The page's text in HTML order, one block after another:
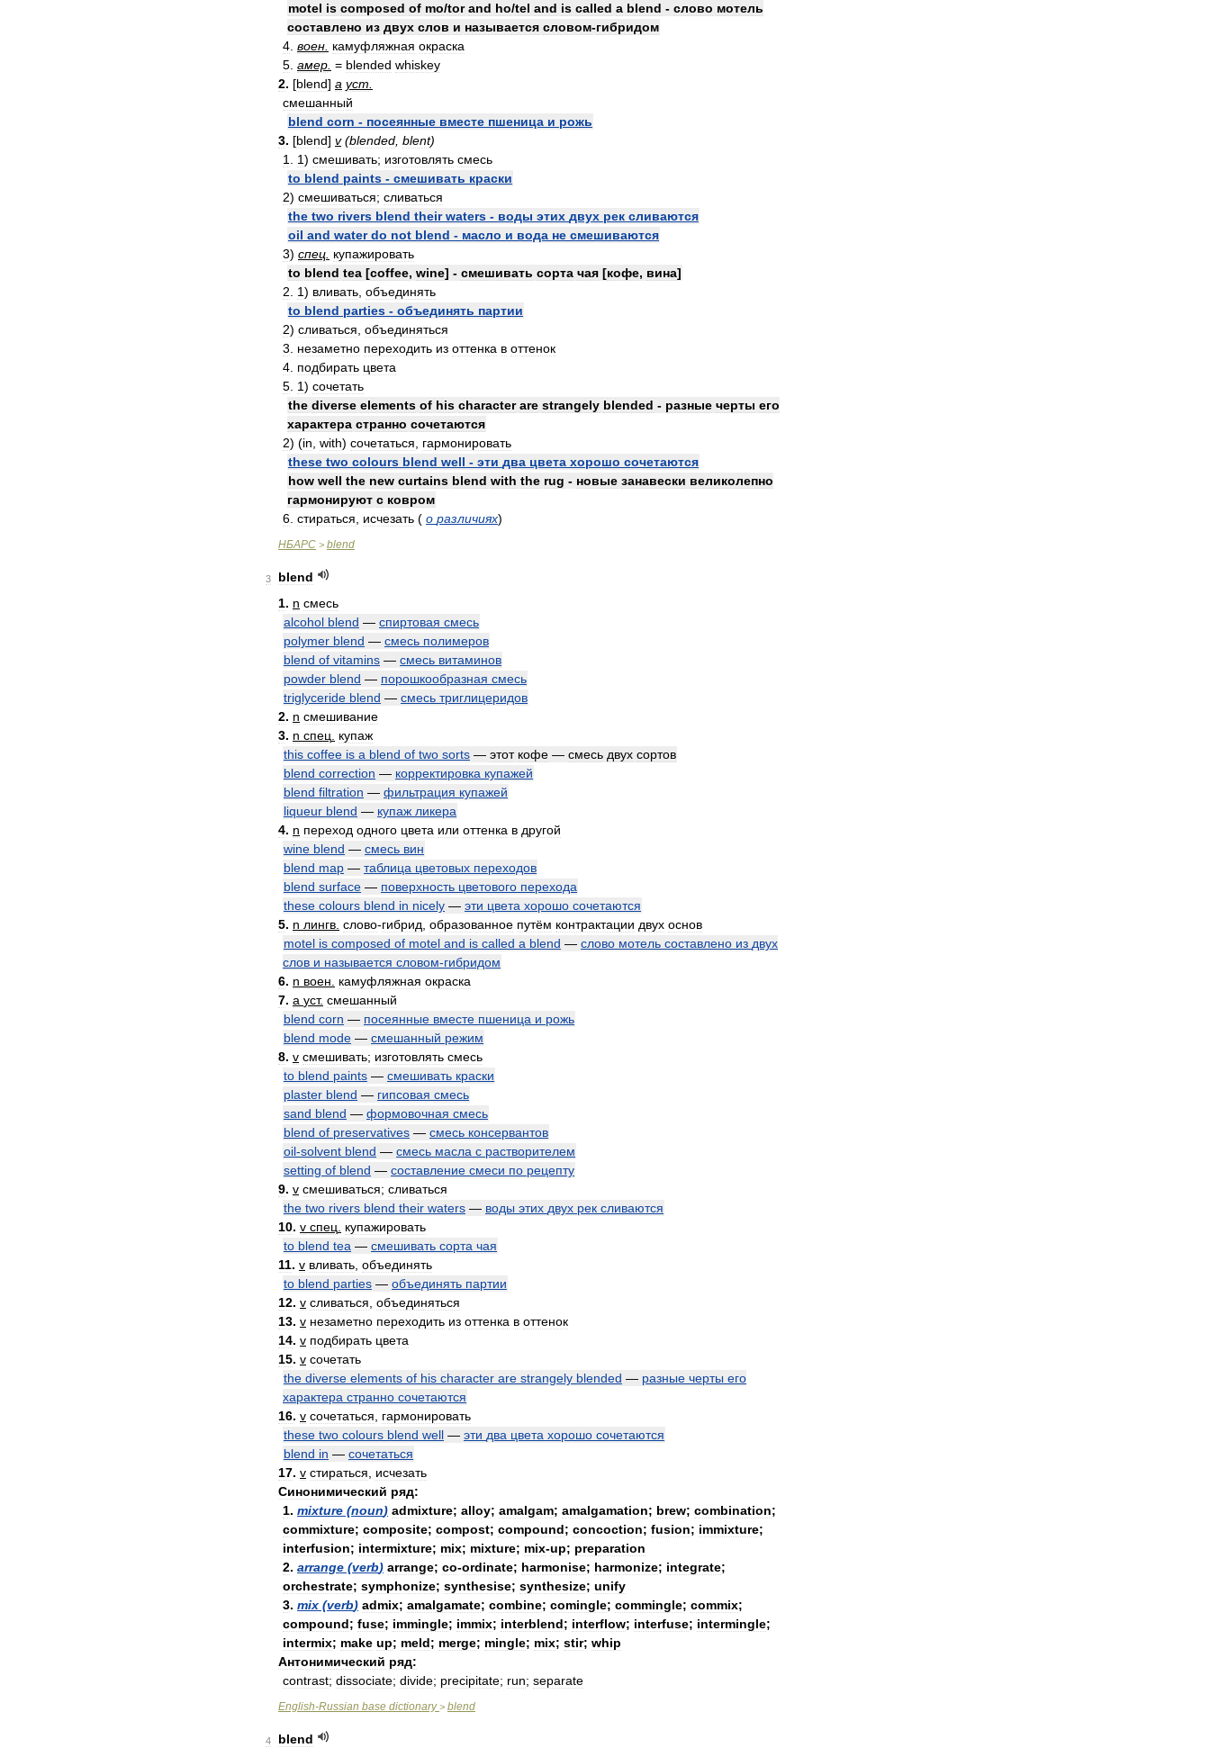
motel is composed of mo/tor and ho/tel and is called a blend - слово мотель
составлено из двух слов и называется словом-гибридом
4 воен камуфляжная окраска
5 амер = blended whiskey
2. [blend] a уст
смешанный
blend corn - посеянные вместе пшеница и рожь
3. [blend] v(blended blent)
1
1) смешивать; изготовлять смесь
to blend paints - смешивать краски
2) смешиваться; сливаться
the two rivers blend their waters - воды этих двух рек сливаются
oil and water do not blend - масло и вода не смешиваются
3) спец купажировать
to blend tea [coffee, wine] - смешивать сорта чая [кофе, вина]
2
1) вливать объединять
to blend parties - объединять партии
2) сливаться объединяться
3
незаметно переходить из оттенка в оттенок
4 подбирать цвета
5 1) сочетать
the diverse elements of his character are strangely blended - разные черты его
характера странно сочетаются
2) (in with) сочетаться
гармонировать
these two colours blend well - эти два цвета хорошо сочетаются
how well the new curtains blend with the rug - новые занавески великолепно
гармонируют с ковром
6 стираться исчезать ( о различиях)
НБАРС > blend
3
blend
1. n смесь
alcohol blend — спиртовая смесь
polymer blend — смесь полимеров
blend of vitamins — смесь витаминов
powder blend — порошкообразная смесь
triglyceride blend — смесь триглицеридов
2. n смешивание
3. n спец
купаж
this coffee is a blend of two sorts — этот кофе — смесь двух сортов
blend correction — корректировка купажей
blend filtration — фильтрация купажей
liqueur blend — купаж ликера
4. n переход одного цвета или оттенка в другой
wine blend — смесь вин
blend map — таблица цветовых переходов
blend surface — поверхность цветового перехода
these colours blend in nicely — эти цвета хорошо сочетаются
5. n лингв слово-гибрид образованное путём контрактации двух основ
motel is composed of motel and is called a blend — слово мотель составлено из двух
слов и называется словом-гибридом
6. n воен камуфляжная окраска
7. a уст. смешанный
blend corn — посеянные вместе пшеница и рожь
blend mode — смешанный режим
8. v смешивать; изготовлять смесь
to blend paints — смешивать краски
plaster blend — гипсовая смесь
sand blend — формовочная смесь
blend of preservatives — смесь консервантов
oil-solvent blend — смесь масла с растворителем
setting of blend — составление смеси по рецепту
9. v смешиваться; сливаться
the two rivers blend their waters — воды этих двух рек сливаются
10. v спец
купажировать
to blend tea — смешивать сорта чая
11. v вливать объединять
to blend parties — объединять партии
12. v сливаться объединяться
13. v незаметно переходить из оттенка в оттенок
14. v подбирать цвета
15. v сочетать
the diverse elements of his character are strangely blended — разные черты его
характера странно сочетаются
16. v сочетаться
гармонировать
these two colours blend well — эти два цвета хорошо сочетаются
blend in — сочетаться
17. v стираться
исчезать
Синонимический ряд:
1. mixture (noun) admixture; alloy; amalgam; amalgamation; brew; combination;
commixture; composite; compost; compound; concoction; fusion; immixture;
interfusion; intermixture; mix; mixture; mix-up; preparation
2. arrange (verb) arrange; co-ordinate; harmonise; harmonize; integrate;
orchestrate; symphonize; synthesise; synthesize; unify
3. mix (verb) admix; amalgamate; combine; comingle; commingle; commix;
compound; fuse; immingle; immix; interblend; interflow; interfuse; intermingle;
intermix; make up; meld; merge; mingle; mix; stir; whip
Антонимический ряд:
contrast; dissociate; divide; precipitate; run; separate
English-Russian base dictionary > blend
4 blend